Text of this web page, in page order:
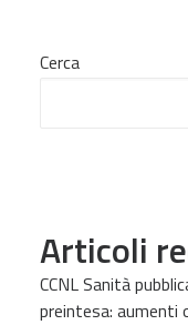
Cerca
Articoli
CCNL Sanità
preintesa: aumenti